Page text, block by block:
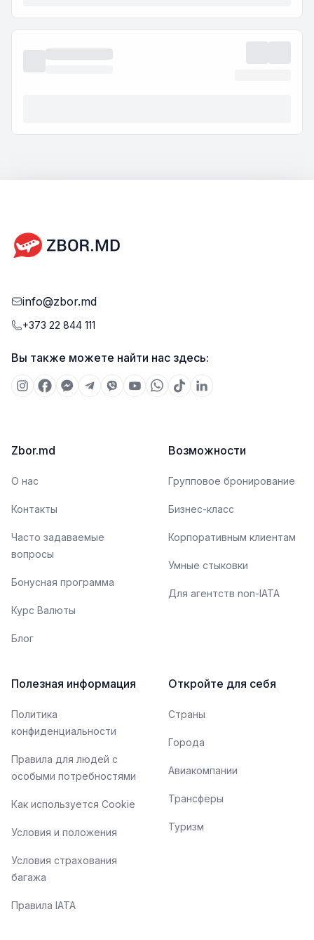
info@zbor.md
+373 22 844 111
Вы также можете найти нас здесь:
Zbor.md
О нас
Контакты
Часто задаваемые
вопросы
Бонусная программа
Курс Валюты
Блог
Возможности
Групповое бронирование
Бизнес-класс
Корпоративным клиентам
Умные стыковки
Для агентств non-IATA
Полезная информация
Политика
конфиденциальности
Правила для людей с
особыми потребностями
Как используется Cookie
Условия и положения
Условия страхования
багажа
Правила IATA
Откройте для себя
Страны
Города
Авиакомпании
Трансферы
Туризм